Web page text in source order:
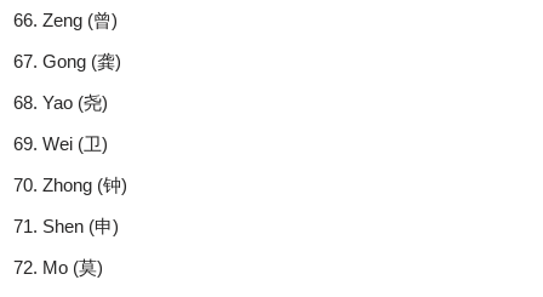
Zeng (曾)
Gong (龚)
Yao (尧)
Wei (卫)
Zhong (钟)
Shen (申)
Mo (莫)